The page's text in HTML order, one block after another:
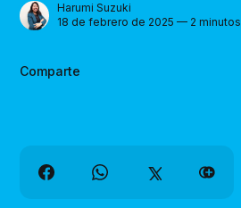
Harumi Suzuki
18 de febrero de 2025 — 2 minutos
Comparte